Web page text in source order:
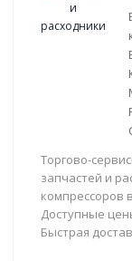
Торгово-
запчастей и
компрессоров
Доступные
Быстрая